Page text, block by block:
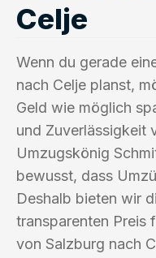
Celje
Wenn du gerade
nach Celje planst,
Geld wie möglich
und Zuverlässigkeit
Umzugskönig
bewusst, dass
Deshalb bieten wir
transparenten Preis
von Salzburg nach